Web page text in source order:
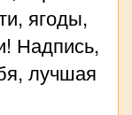
ягоды,
Надпись,
лучшая